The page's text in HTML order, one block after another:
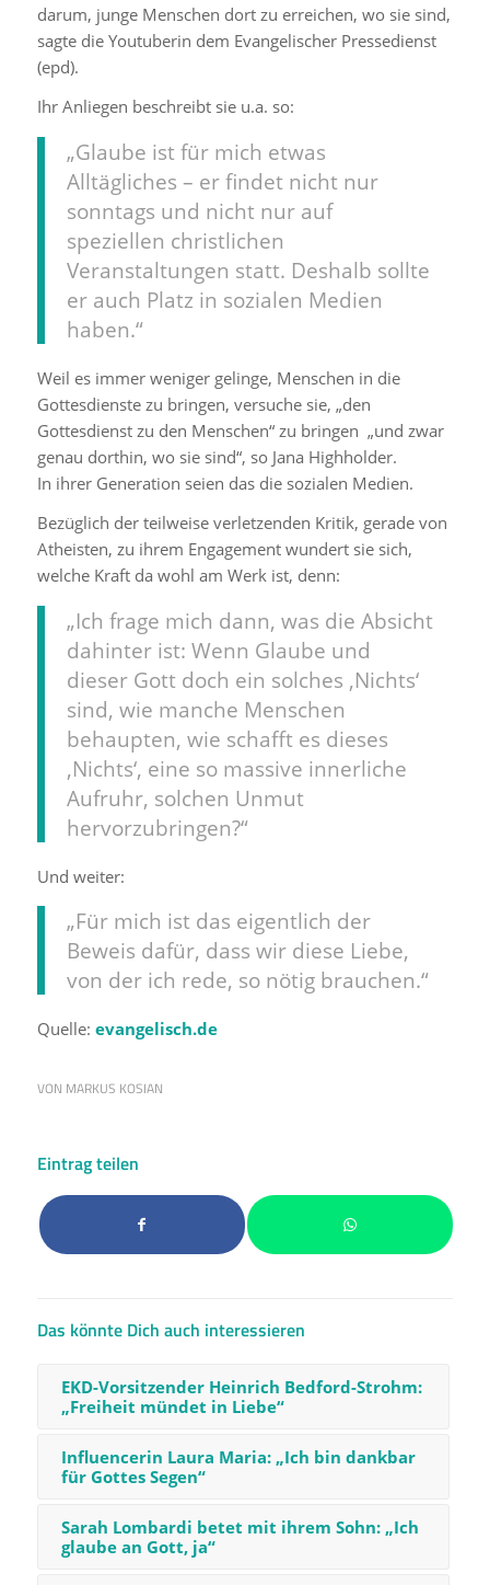
darum, junge Menschen dort zu erreichen, wo sie sind,
sagte die Youtuberin dem Evangelischer Pressedienst
(epd).
Ihr Anliegen beschreibt sie u.a. so:
„Glaube ist für mich etwas
Alltägliches – er findet nicht nur
sonntags und nicht nur auf
speziellen christlichen
Veranstaltungen statt. Deshalb sollte
er auch Platz in sozialen Medien
haben.“
Weil es immer weniger gelinge, Menschen in die
Gottesdienste zu bringen, versuche sie, „den
Gottesdienst zu den Menschen“ zu bringen „und zwar
genau dorthin, wo sie sind“, so Jana Highholder.
In ihrer Generation seien das die sozialen Medien.
Bezüglich der teilweise verletzenden Kritik, gerade von
Atheisten, zu ihrem Engagement wundert sie sich,
welche Kraft da wohl am Werk ist, denn:
„Ich frage mich dann, was die Absicht
dahinter ist: Wenn Glaube und
dieser Gott doch ein solches ‚Nichts‘
sind, wie manche Menschen
behaupten, wie schafft es dieses
‚Nichts‘, eine so massive innerliche
Aufruhr, solchen Unmut
hervorzubringen?“
Und weiter:
„Für mich ist das eigentlich der
Beweis dafür, dass wir diese Liebe,
von der ich rede, so nötig brauchen.“
Quelle: evangelisch.de
VON MARKUS KOSIAN
Eintrag teilen
Das könnte Dich auch interessieren
EKD-Vorsitzender Heinrich Bedford-Strohm:
„Freiheit mündet in Liebe“
Influencerin Laura Maria: „Ich bin dankbar
für Gottes Segen“
Sarah Lombardi betet mit ihrem Sohn: „Ich
glaube an Gott, ja“